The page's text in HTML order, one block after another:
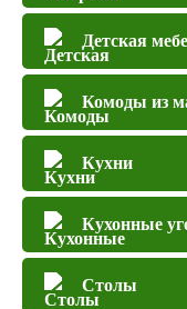
Детская
Комоды из
Кухни
Кухонные
Столы